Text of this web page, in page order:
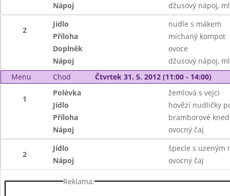
Nápoj
džusový nápoj,
2
Jídlo
nudle s mákem
Příloha
míchaný kompot
Doplněk
ovoce
Nápoj
džusový nápoj,
Menu
Chod Čtvrtek 31. 5. 2012 (11:00 - 14:00)
1
Polévka
žemlová s vejci
Jídlo
hovězí nudličky
Příloha
bramborové
Nápoj
ovocný čaj
2
Jídlo
špecle s uzeným
Nápoj
ovocný čaj
Reklama: